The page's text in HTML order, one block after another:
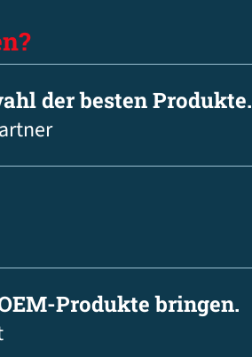
der besten Produkte.
Produkte bringen.